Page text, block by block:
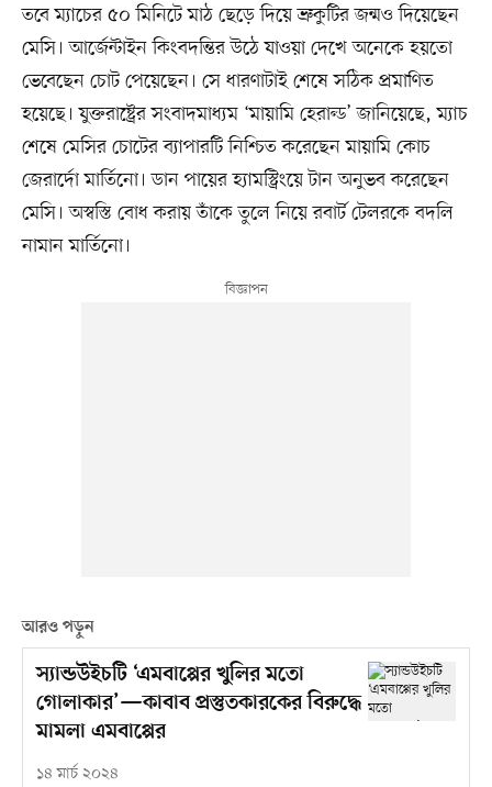
তবে ম্যাচের ৫০ মিনিটে মাঠ ছেড়ে দিয়ে ভ্রুকুটির জন্মও দিয়েছেন
মেসি। আর্জেন্টাইন কিংবদন্তির উঠে যাওয়া দেখে অনেকে হয়তো
ভেবেছেন চোট পেয়েছেন। সে ধারণাটাই শেষে সঠিক প্রমাণিত
হয়েছে। যুক্তরাষ্ট্রের সংবাদমাধ্যম ‘মায়ামি হেরাল্ড’ জানিয়েছে, ম্যাচ
শেষে মেসির চোটের ব্যাপারটি নিশ্চিত করেছেন মায়ামি কোচ
জেরার্দো মার্তিনো। ডান পায়ের হ্যামস্ট্রিংয়ে টান অনুভব করেছেন
মেসি। অস্বস্তি বোধ করায় তাঁকে তুলে নিয়ে রবার্ট টেলরকে বদলি
নামান মার্তিনো।
আরও পড়ুন
স্যান্ডউইচটি ‘এমবাপ্পের খুলির মতো
গোলাকার’—কাবাব প্রস্তুতকারকের বিরুদ্ধে
মামলা এমবাপ্পের
১৪ মার্চ ২০২৪